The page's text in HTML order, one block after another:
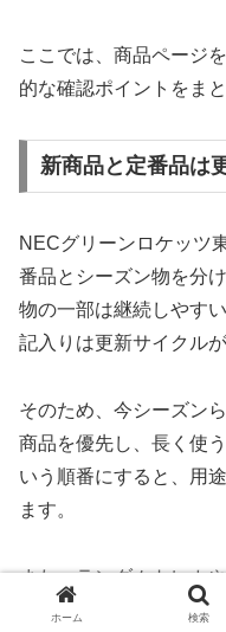
ここでは、商品ページ
的な確認ポイントをまと
新商品と定番品は
NECグリーンロケッツ
番品とシーズン物を分
物の一部は継続しやす
記入りは更新サイクルが
そのため、今シーズン
商品を優先し、長く使
いう順番にすると、用
ます。
また、ランダムトレカ
逃すと同じ条件で再入
ホーム 検索